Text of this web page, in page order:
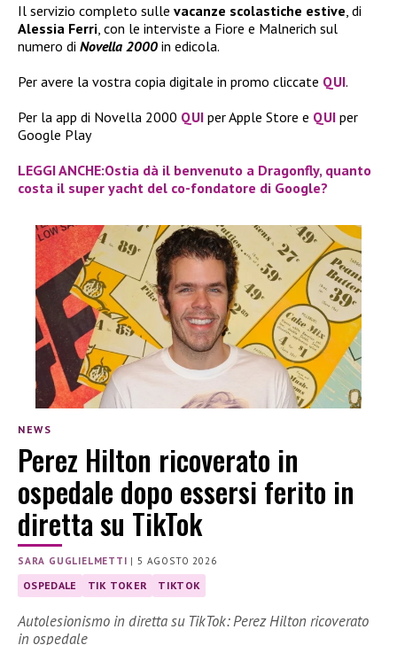
Il servizio completo sulle vacanze scolastiche estive , di
Alessia Ferri , con le interviste a Fiore e Malnerich sul
numero di Novella 2000 in edicola.
Per avere la vostra copia digitale in promo cliccate QUI.
Per la app di Novella 2000 QUI per Apple Store e QUI per
Google Play
LEGGI ANCHE:Ostia dà il benvenuto a Dragonfly, quanto
costa il super yacht del co-fondatore di Google?
NEWS
Perez Hilton ricoverato in
ospedale dopo essersi ferito in
diretta su TikTok
SARA GUGLIELMETTI |5 AGOSTO 2026
OSPEDALE TIK TOKER TIKTOK
Autolesionismo in diretta su TikTok: Perez Hilton ricoverato
in ospedale